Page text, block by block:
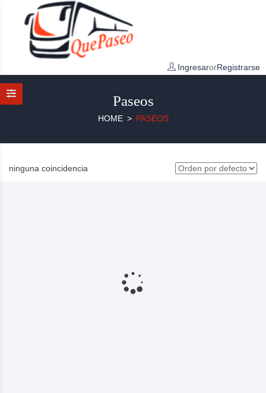
IngresarorRegistrarse
Paseos
HOME PASEOS
ninguna coincidencia